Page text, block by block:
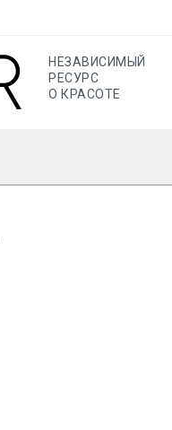
НЕЗАВИСИМЫЙ
РЕСУРС
О КРАСОТЕ